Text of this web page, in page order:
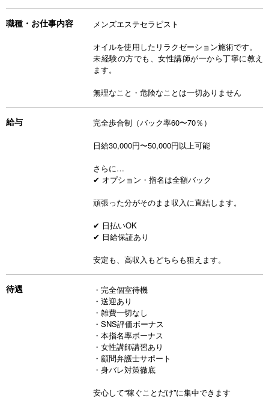
職種・お仕事内容
メンズエステセラピスト
オイルを使用したリラクゼーション施術です。
未経験の方でも、女性講師が一から丁寧に教え
ます。
無理なこと・危険なことは一切ありません
給与
完全歩合制（バック率60〜70％）
日給30,000円〜50,000円以上可能
さらに…
✔ オプション・指名は全額バック
頑張った分がそのまま収入に直結します。
✔ 日払いOK
✔ 日給保証あり
安定も、高収入もどちらも狙えます。
待遇
・完全個室待機
・送迎あり
・雑費一切なし
・SNS評価ボーナス
・本指名率ボーナス
・女性講師講習あり
・顧問弁護士サポート
・身バレ対策徹底
安心して“稼ぐことだけ”に集中できます